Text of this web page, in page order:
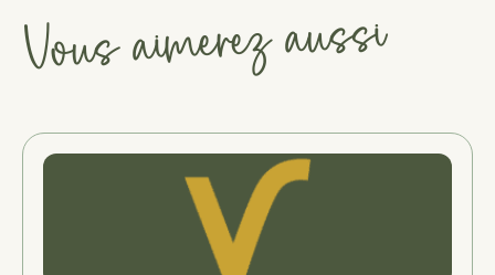
Vous aimerez aussi